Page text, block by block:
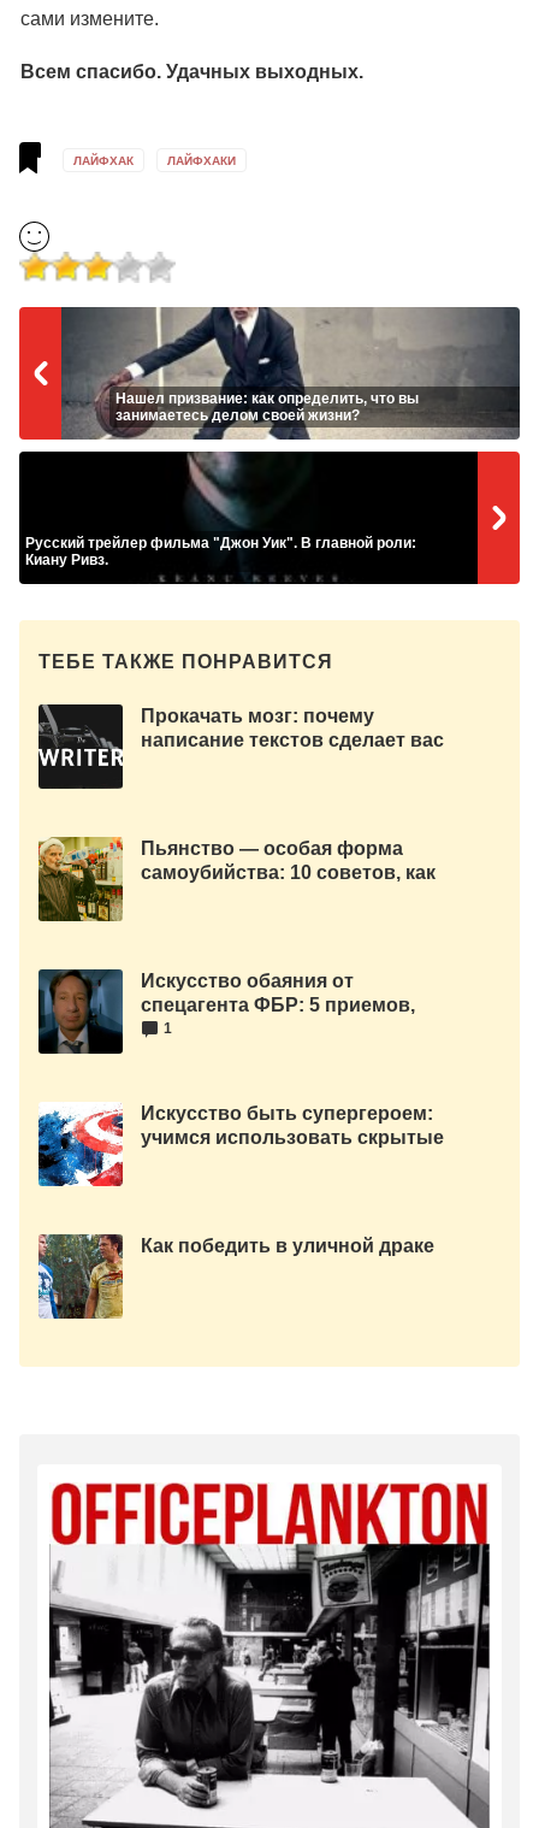
сами измените.
Всем спасибо. Удачных выходных.
ЛАЙФХАК ЛАЙФХАКИ
Нашел призвание: как определить, что вы
занимаетесь делом своей жизни?
Русский трейлер фильма "Джон Уик". В главной роли:
Киану Ривз.
ТЕБЕ ТАКЖЕ ПОНРАВИТСЯ
Прокачать мозг: почему
написание текстов сделает вас
Пьянство — особая форма
самоубийства: 10 советов, как
Искусство обаяния от
спецагента ФБР: 5 приемов,
которые помогут расположить
1
Искусство быть супергероем:
учимся использовать скрытые
Как победить в уличной драке